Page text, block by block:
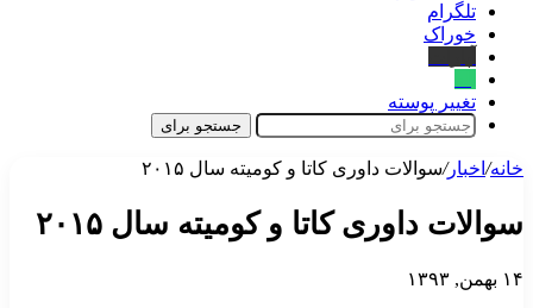
تلگرام
خوراک
تغییر پوسته
جستجو برای
خانه/ اخبار/سوالات داوری کاتا و کومیته سال ۲۰۱۵
سوالات داوری کاتا و کومیته سال ۲۰۱۵
۱۴ بهمن, ۱۳۹۳